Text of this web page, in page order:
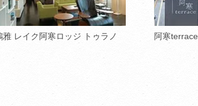
雅 レイク阿寒ロッジ トゥラノ 阿寒terrace